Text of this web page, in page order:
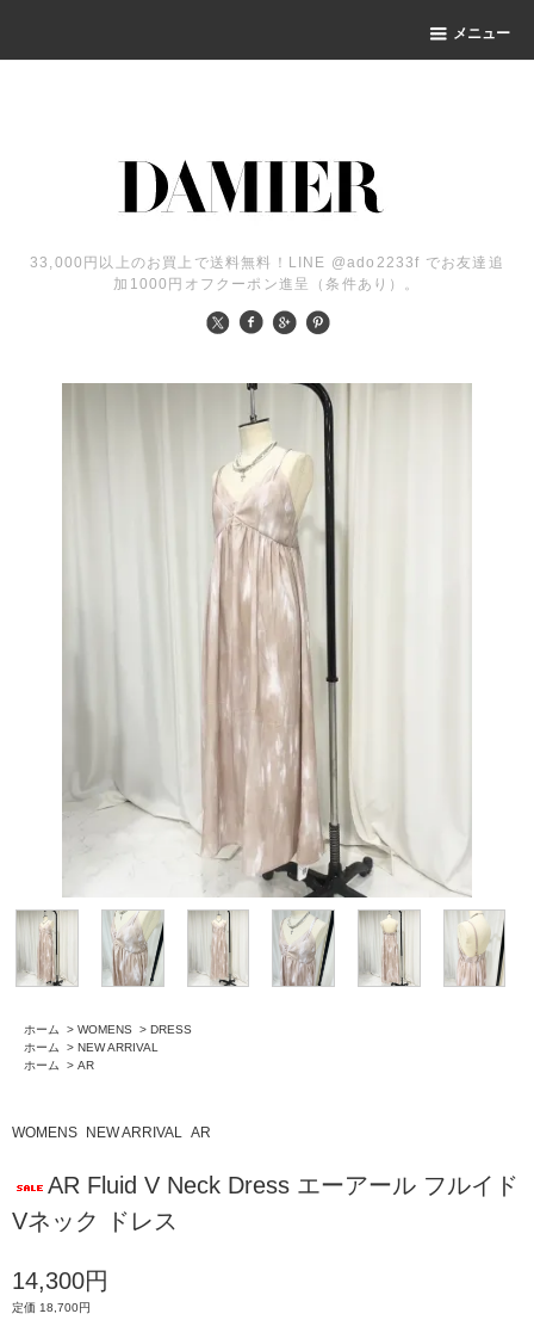
メニュー
33,000円以上のお買上で送料無料！LINE @ado2233f でお友達追
加1000円オフクーポン進呈（条件あり）。
ホーム > WOMENS > DRESS
ホーム
> NEW ARRIVAL
ホーム
> AR
WOMENS NEW ARRIVAL AR
AR Fluid V Neck Dress エーアール フルイド
Vネック ドレス
14,300円
定価 18,700円